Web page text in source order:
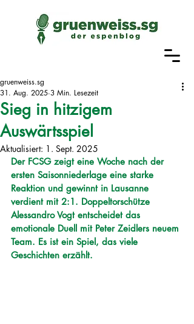
Sieg in hitzigem
Auswärtsspiel
gruenweiss.sg
31. Aug. 2025 3 Min. Lesezeit
Aktualisiert: 1. Sept. 2025
Der FCSG zeigt eine Woche nach der
ersten Saisonniederlage eine starke
Reaktion und gewinnt in Lausanne
verdient mit 2:1. Doppeltorschütze
Alessandro Vogt entscheidet das
emotionale Duell mit Peter Zeidlers neuem
Team. Es ist ein Spiel, das viele
Geschichten erzählt.